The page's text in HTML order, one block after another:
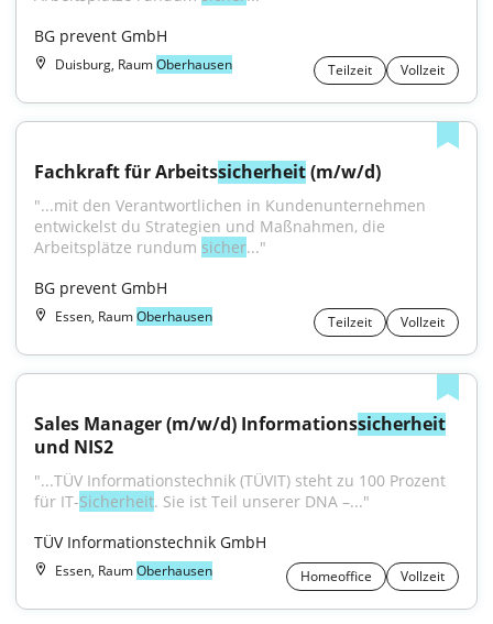
BG prevent GmbH
Duisburg, RaumOberhausen Teilzeit Vollzeit
Fachkraft für Arbeitssicherheit (m/w/d)
"...mit den Verantwortlichen in Kundenunternehmen
entwickelst du Strategien und Maßnahmen, die
Arbeitsplätze rundum sicher..."
BG prevent GmbH
Essen, RaumOberhausen Teilzeit Vollzeit
Sales Manager (m/w/d) Informationssicherheit
und NIS2
"...TÜV Informationstechnik (TÜVIT) steht zu 100 Prozent
für IT-Sicherheit. Sie ist Teil unserer DNA –..."
TÜV Informationstechnik GmbH
Essen, RaumOberhausen Homeoffice Vollzeit